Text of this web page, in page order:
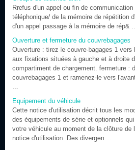
Rrefus d'un appel ou fin de
téléphonique/ de la mémoire de répétition
d'un appel passage à la mémoire de rép&
Ouverture et fermeture du couvrebagages
Ouverture : tirez le couvre-bagages 1 vers
aux fixations situées à gauche et à droite
compartiment de chargement. fermeture :
couvrebagages 1 et ramenez-le vers
...
Equipement du véhicule
Cette notice d'utilisation décrit tous les
des équipements de série et optionnels
votre véhicule au moment de la clôture de
notice d'utilisation. Des divergen ...